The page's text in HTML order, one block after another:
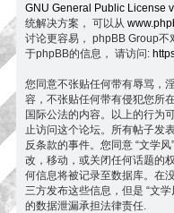
GNU General Public License
统解决方案， 可以从
讨论更容易， phpBB Group
于phpBB的信息， 请访问:
您同意不张贴任何带有辱骂，
容，不张贴任何带有侵犯您所
国际公法的内容。以上的行为
止访问这个论坛。所有帖子发
反条款的事件。您同意 “文学
改，移动，或关闭任何话题的
何信息将被记录至数据库。在
三方发布这些信息，但是 “文
的数据泄漏承担法律责任.